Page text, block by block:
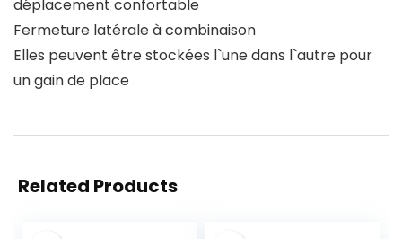
déplacement confortable
Fermeture latérale à combinaison
Elles peuvent être stockées l`une dans l`autre pour
un gain de place
Related Products